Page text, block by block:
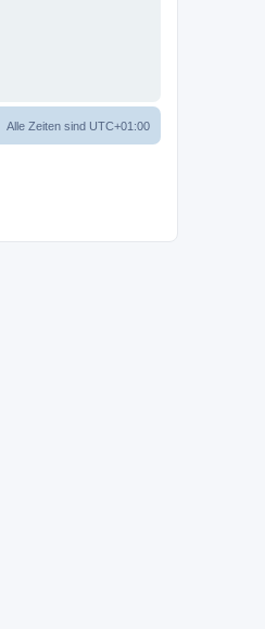
Alle Zeiten sind UTC+01:00